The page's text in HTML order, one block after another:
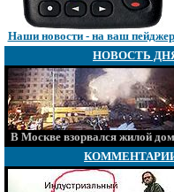
Наши новости - на ваш
НОВОСТЬ
В Москве взорвался жилой дом